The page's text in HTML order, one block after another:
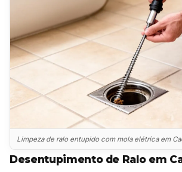
Limpeza de ralo entupido com mola elétrica em
Desentupimento de Ralo em